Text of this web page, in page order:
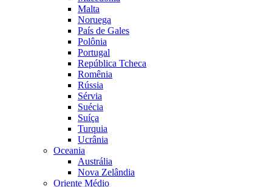
Malta
Noruega
País de Gales
Polônia
Portugal
República Tcheca
Romênia
Rússia
Sérvia
Suécia
Suíça
Turquia
Ucrânia
Oceania
Austrália
Nova Zelândia
Oriente Médio